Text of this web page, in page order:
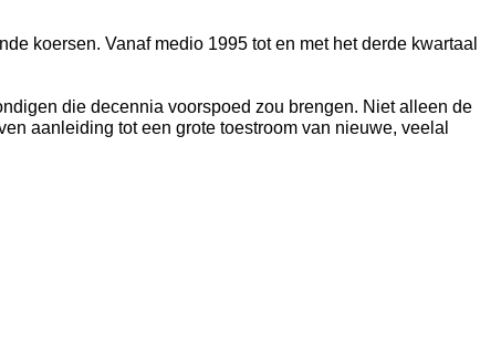
koersen. Vanaf medio 1995 tot en met het derde kwartaal
die decennia voorspoed zou brengen. Niet alleen de
aanleiding tot een grote toestroom van nieuwe, veelal